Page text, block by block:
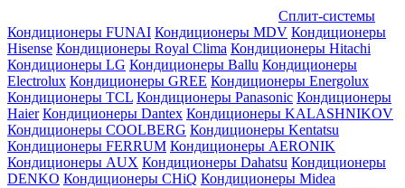
Сплит-системы
Кондиционеры FUNAI Кондиционеры MDV Кондиционеры
Hisense Кондиционеры Royal Clima Кондиционеры Hitachi
Кондиционеры LG Кондиционеры Ballu Кондиционеры
Electrolux Кондиционеры GREE Кондиционеры Energolux
Кондиционеры TCL Кондиционеры Panasonic Кондиционеры
Haier Кондиционеры Dantex Кондиционеры KALASHNIKOV
Кондиционеры СOOLBERG Кондиционеры Kentatsu
Кондиционеры FERRUM Кондиционеры AERONIK
Кондиционеры AUX Кондиционеры Dahatsu Кондиционеры
DENKO Кондиционеры CHiQ Кондиционеры Midea